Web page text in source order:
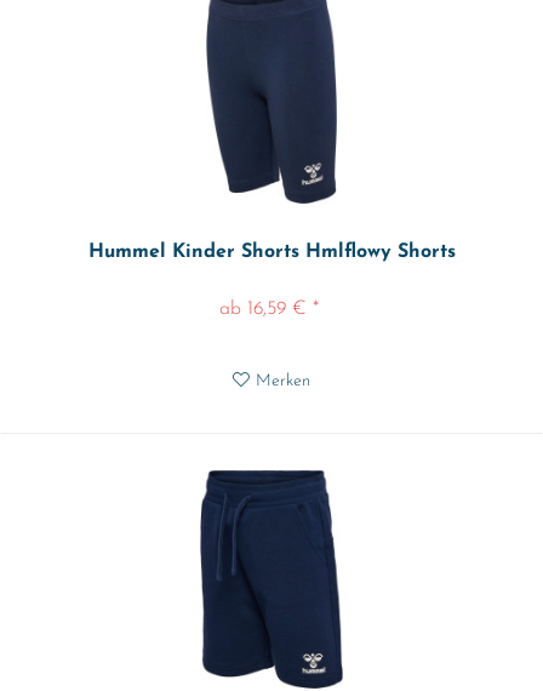
Hummel Kinder Shorts Hmlflowy Shorts
ab 16,59 € *
Merken